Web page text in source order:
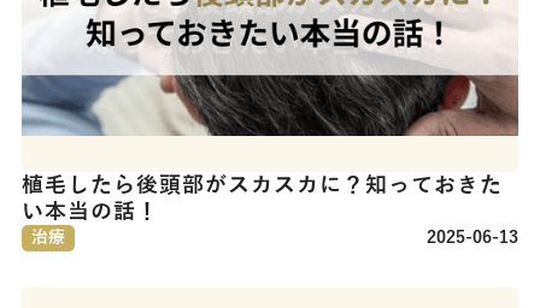
植毛したら後頭部がスカスカに？知っておきた
い本当の話！
治療 2025-06-13